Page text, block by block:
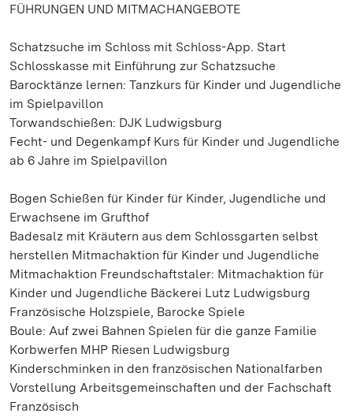
FÜHRUNGEN UND MITMACHANGEBOTE
Schatzsuche im Schloss mit Schloss-App. Start
Schlosskasse mit Einführung zur Schatzsuche
Barocktänze lernen: Tanzkurs für Kinder und Jugendliche
im Spielpavillon
Torwandschießen: DJK Ludwigsburg
Fecht- und Degenkampf Kurs für Kinder und Jugendliche
ab 6 Jahre im Spielpavillon
Bogen Schießen für Kinder für Kinder, Jugendliche und
Erwachsene im Grufthof
Badesalz mit Kräutern aus dem Schlossgarten selbst
herstellen Mitmachaktion für Kinder und Jugendliche
Mitmachaktion Freundschaftstaler: Mitmachaktion für
Kinder und Jugendliche Bäckerei Lutz Ludwigsburg
Französische Holzspiele, Barocke Spiele
Boule: Auf zwei Bahnen Spielen für die ganze Familie
Korbwerfen MHP Riesen Ludwigsburg
Kinderschminken in den französischen Nationalfarben
Vorstellung Arbeitsgemeinschaften und der Fachschaft
Französisch